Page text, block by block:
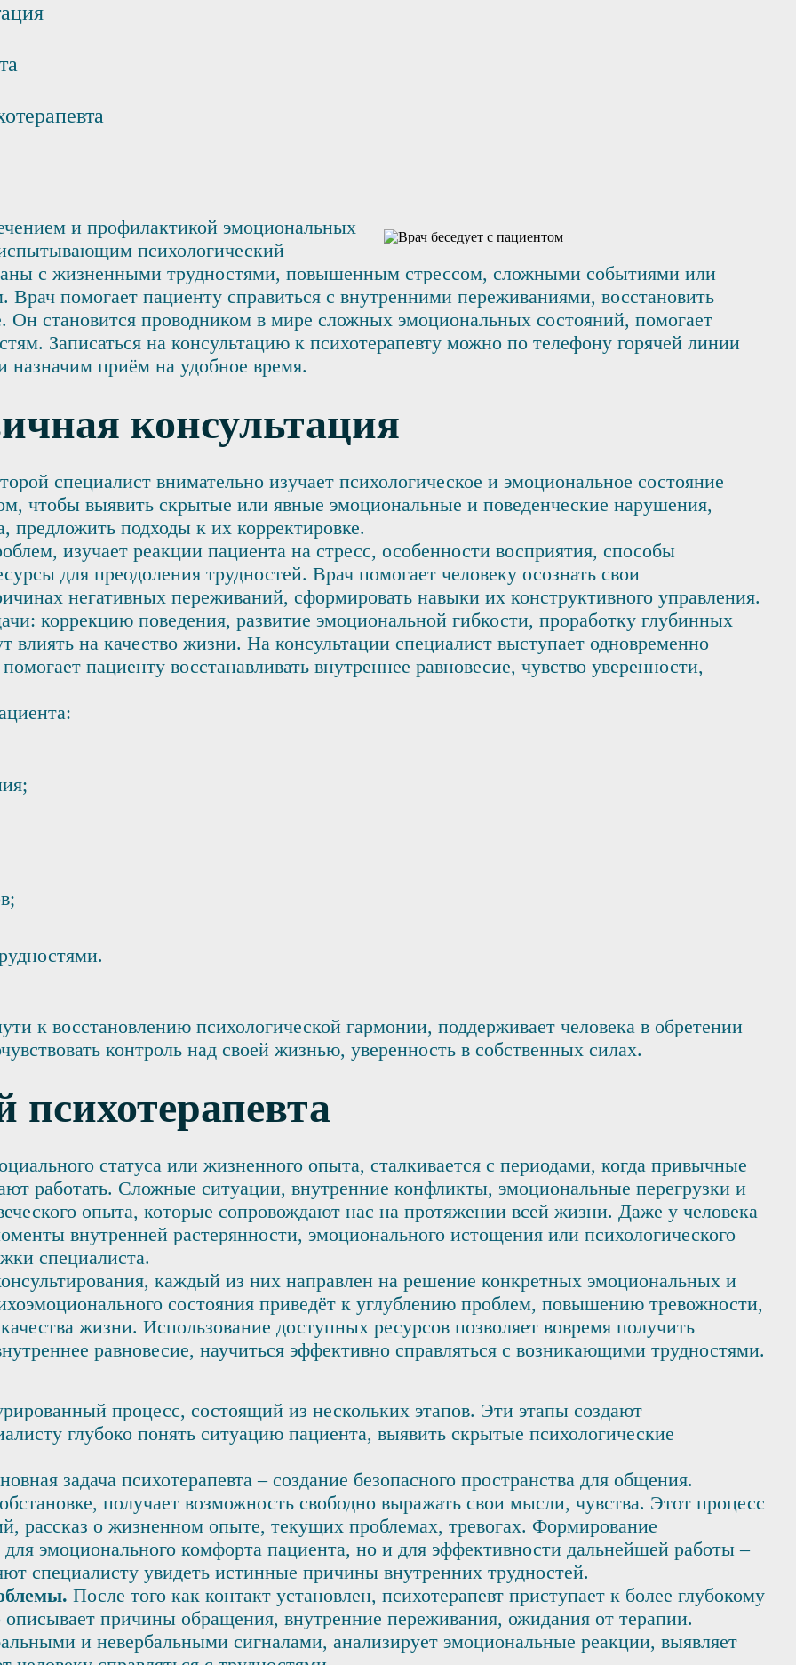
и профилактикой эмоциональных
психологический
с жизненными трудностями, повышенным стрессом, сложными событиями или
помогает пациенту справиться с внутренними переживаниями, восстановить
Он становится проводником в мире сложных эмоциональных состояний, помогает
Записаться на консультацию к психотерапевту можно по телефону горячей линии
приём на удобное время.
консультация
специалист внимательно изучает психологическое и эмоциональное состояние
чтобы выявить скрытые или явные эмоциональные и поведенческие нарушения,
предложить подходы к их корректировке.
изучает реакции пациента на стресс, особенности восприятия, способы
для преодоления трудностей. Врач помогает человеку осознать свои
негативных переживаний, сформировать навыки их конструктивного управления.
коррекцию поведения, развитие эмоциональной гибкости, проработку глубинных
влиять на качество жизни. На консультации специалист выступает одновременно
пациенту восстанавливать внутреннее равновесие, чувство уверенности,
к восстановлению психологической гармонии, поддерживает человека в обретении
контроль над своей жизнью, уверенность в собственных силах.
статуса или жизненного опыта, сталкивается с периодами, когда привычные
работать. Сложные ситуации, внутренние конфликты, эмоциональные перегрузки и
опыта, которые сопровождают нас на протяжении всей жизни. Даже у человека
внутренней растерянности, эмоционального истощения или психологического
специалиста.
каждый из них направлен на решение конкретных эмоциональных и
состояния приведёт к углублению проблем, повышению тревожности,
жизни. Использование доступных ресурсов позволяет вовремя получить
равновесие, научиться эффективно справляться с возникающими трудностями.
процесс, состоящий из нескольких этапов. Эти этапы создают
глубоко понять ситуацию пациента, выявить скрытые психологические
задача психотерапевта – создание безопасного пространства для общения.
получает возможность свободно выражать свои мысли, чувства. Этот процесс
рассказ о жизненном опыте, текущих проблемах, тревогах. Формирование
эмоционального комфорта пациента, но и для эффективности дальнейшей работы –
специалисту увидеть истинные причины внутренних трудностей.
После того как контакт установлен, психотерапевт приступает к более глубокому
причины обращения, внутренние переживания, ожидания от терапии.
и невербальными сигналами, анализирует эмоциональные реакции, выявляет